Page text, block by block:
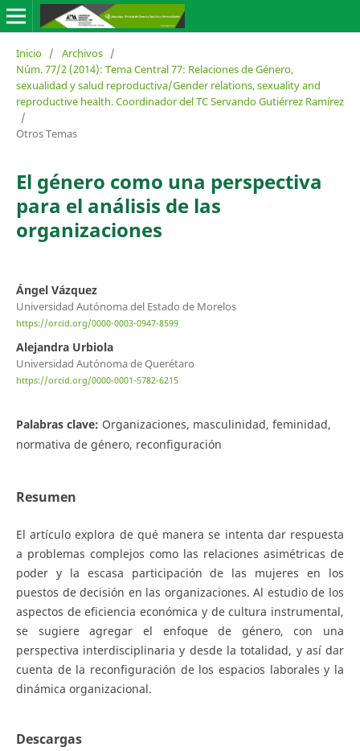
Inicio / Archivos /
Núm. 77/2 (2014): Tema Central 77: Relaciones de Género,
sexualidad y salud reproductiva/Gender relations, sexuality and
reproductive health. Coordinador del TC Servando Gutiérrez Ramírez
/
Otros Temas
El género como una perspectiva
para el análisis de las
organizaciones
Ángel Vázquez
Universidad Autónoma del Estado de Morelos
https://orcid.org/0000-0003-0947-8599
Alejandra Urbiola
Universidad Autónoma de Querétaro
https://orcid.org/0000-0001-5782-6215
Palabras clave: Organizaciones, masculinidad, feminidad,
normativa de género, reconfiguración
Resumen
El artículo explora de qué manera se intenta dar respuesta
a problemas complejos como las relaciones asimétricas de
poder y la escasa participación de las mujeres en los
puestos de decisión en las organizaciones. Al estudio de los
aspectos de eficiencia económica y de cultura instrumental,
se sugiere agregar el enfoque de género, con una
perspectiva interdisciplinaria y desde la totalidad, y así dar
cuenta de la reconfiguración de los espacios laborales y la
dinámica organizacional.
Descargas